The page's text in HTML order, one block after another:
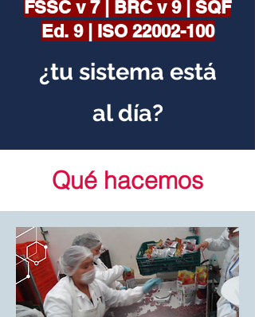
FSSC v 7 | BRC v 9 | SQF
Ed. 9 | ISO 22002-100
¿tu sistema está
al día?
Qué hacemos